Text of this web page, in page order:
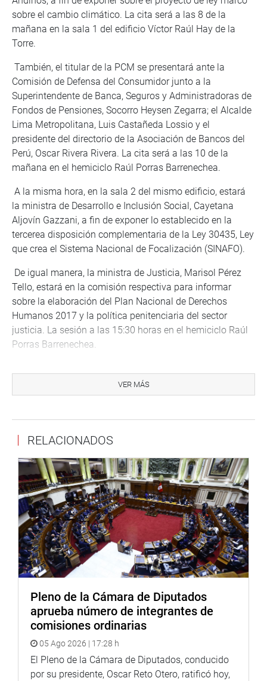
sobre el cambio climático. La cita será a las 8 de la
mañana en la sala 1 del edificio Víctor Raúl Hay de la
Torre.
También, el titular de la PCM se presentará ante la
Comisión de Defensa del Consumidor junto a la
Superintendente de Banca, Seguros y Administradoras de
Fondos de Pensiones, Socorro Heysen Zegarra; el Alcalde
Lima Metropolitana, Luis Castañeda Lossio y el
presidente del directorio de la Asociación de Bancos del
Perú, Oscar Rivera Rivera. La cita será a las 10 de la
mañana en el hemiciclo Raúl Porras Barrenechea.
A la misma hora, en la sala 2 del mismo edificio, estará
la ministra de Desarrollo e Inclusión Social, Cayetana
Aljovín Gazzani, a fin de exponer lo establecido en la
tercerea disposición complementaria de la Ley 30435, Ley
que crea el Sistema Nacional de Focalización (SINAFO).
De igual manera, la ministra de Justicia, Marisol Pérez
Tello, estará en la comisión respectiva para informar
sobre la elaboración del Plan Nacional de Derechos
Humanos 2017 y la política penitenciaria del sector
justicia. La sesión a las 15:30 horas en el hemiciclo Raúl
Porras Barrenechea.
inicia a las 9 de la mañana con la mesa de trabajo sobre
régimen de municipalidades de centros poblados y
Congreso.
A la misma hora, el parlamentario Alberto De Belaúnde
de Cárdenas, realiza una exposición fotográfica sobre
“Lima Antigua” en la sala Pizarro del Palacio Legislativo.
De igual manera, sesiona la Comisión de Transportes y
Comunicaciones para debatir la propuesta del
fortalecimiento de la supervisión que realiza la
Superintendencia de Banca, Seguros y Administradoras
Privadas de Fondos de Pensiones a las AFOCAT y los
Fondos de Cobertura que administran. Será en la sala
Bolognesi.
Igualmente, sesiona la Comisión de Constitución y
Reglamento, el cual tendrá como invitado al Defensor del
Pueblo, Walter Gutiérrez Camacho, a fin de exponer el
proyecto que promueve la aplicación del enfoque de
derechos para una adecuada rehabilitación y
VER MÁS
RELACIONADOS
Pleno de la Cámara de Diputados
aprueba número de integrantes de
comisiones ordinarias
05 Ago 2026 | 17:28 h
El Pleno de la Cámara de Diputados, conducido
por su presidente, Oscar Reto Otero, ratificó hoy,